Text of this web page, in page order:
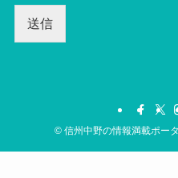
送信
© 信州中野の情報満載ポー